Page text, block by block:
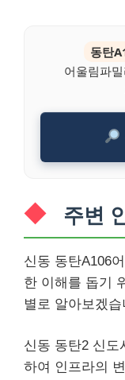
동탄
어울림파
주변
신동 동탄A106
한 이해를 돕기
별로 알아보겠습
신동 동탄2 신도
하여 인프라의